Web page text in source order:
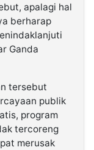
apalagi hal
berharap
Ganda
tersebut
publik
program
tercoreng
merusak